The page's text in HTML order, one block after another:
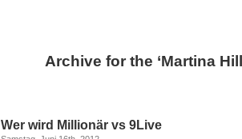
Archive for the ‘Martina
Wer wird Millionär vs 9Live